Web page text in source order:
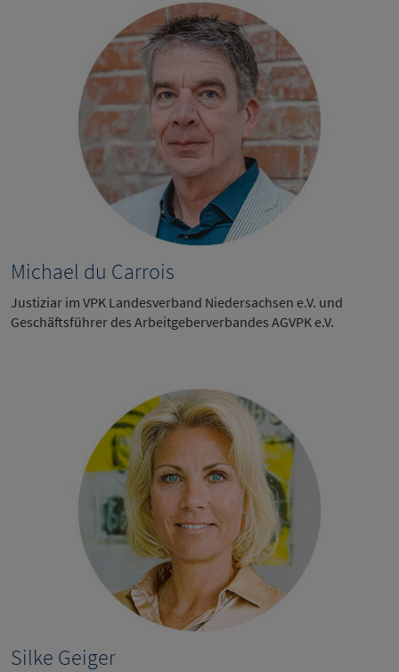
Michael du Carrois
Justiziar im VPK Landesverband Niedersachsen e.V. und
Geschäftsführer des Arbeitgeberverbandes AGVPK e.V.
Silke Geiger